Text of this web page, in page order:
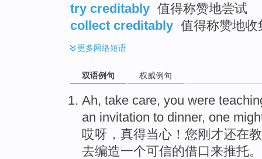
try creditably 值得称赞地尝试
collect creditably 值得称赞地收
更多网络短语
双语例句 权威例句
Ah, take care, you were
an invitation to dinner, one
哎呀 ，真得当心 ！ 您刚才还在教
去编造一个可信的借口来推托。